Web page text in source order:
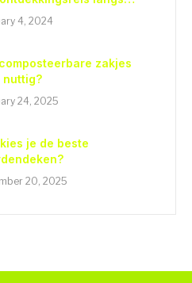
hun kenmerken,
gedrag,
4, 2024
zakjes
nuttig?
24, 2025
je de beste
20, 2025